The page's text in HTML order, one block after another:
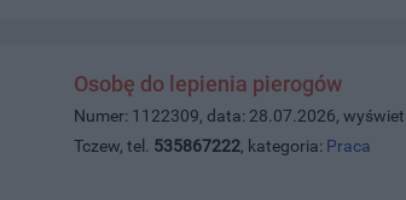
Osobę do lepienia pierogów
Numer: 1122309, data: 28.07.2026,
Tczew, tel. 535867222, kategoria: Praca